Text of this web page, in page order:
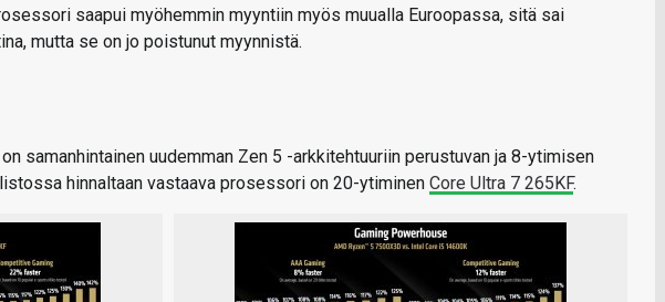
saapui myöhemmin myyntiin myös muualla Euroopassa, sitä sai
mutta se on jo poistunut myynnistä.
samanhintainen uudemman Zen 5 -arkkitehtuuriin perustuvan ja 8-ytimisen
hinnaltaan vastaava prosessori on 20-ytiminen Core Ultra 7 265KF.